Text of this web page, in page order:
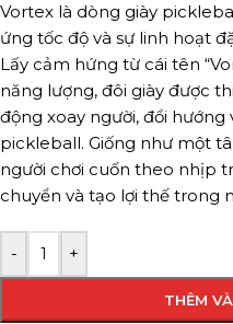
Vortex là dòng giày
ứng tốc độ và sự linh hoạt
Lấy cảm hứng từ cái tên
năng lượng, đôi giày được
động xoay người, đổi
pickleball. Giống như một
người chơi cuốn theo nhịp
chuyển và tạo lợi thế trong
- +
THÊM